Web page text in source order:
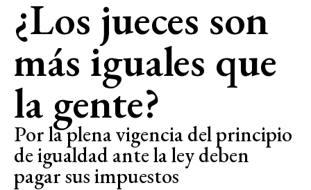
¿Los jueces son
más iguales que
la gente?
Por la plena vigencia del principio
de igualdad ante la ley deben
pagar sus impuestos